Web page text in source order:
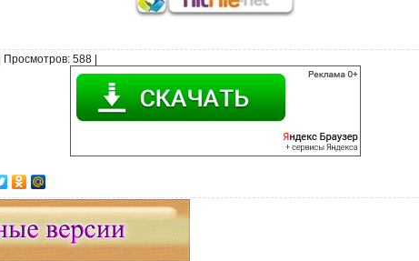
Просмотров: 588 |